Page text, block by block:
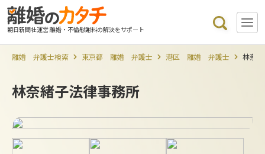
朝日新聞社運営 離婚・不倫慰謝料の解決をサポート
離婚 弁護士検索 東京都 離婚 弁護士 港区 離婚 弁護士 林奈
林奈緒子法律事務所